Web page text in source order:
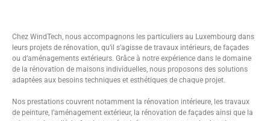
Chez WindTech, nous accompagnons les particuliers au Luxembourg dans
leurs projets de rénovation, qu’il s’agisse de travaux intérieurs, de façades
ou d’aménagements extérieurs. Grâce à notre expérience dans le domaine
de la rénovation de maisons individuelles, nous proposons des solutions
adaptées aux besoins techniques et esthétiques de chaque projet.
Nos prestations couvrent notamment la rénovation intérieure, les travaux
de peinture, l’aménagement extérieur, la rénovation de façades ainsi que la